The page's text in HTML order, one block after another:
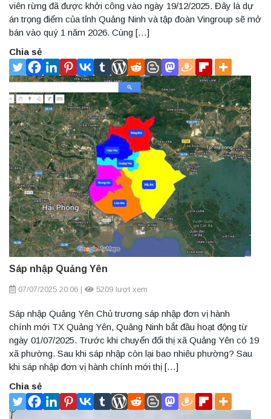
viên rừng đã được khởi công vào ngày 19/12/2025. Đây là dự
án trọng điểm của tỉnh Quảng Ninh và tập đoàn Vingroup sẽ mở
bán vào quý 1 năm 2026. Cùng […]
Chia sẻ
Sáp nhập Quảng Yên
07/07/2025 20:06 | 5209 lượt xem
Sáp nhập Quảng Yên Chủ trương sáp nhập đơn vị hành
chính mới TX Quảng Yên, Quảng Ninh bắt đầu hoạt động từ
ngày 01/07/2025. Trước khi chuyển đổi thị xã Quảng Yên có 19
xã phường. Sau khi sáp nhập còn lại bao nhiêu phường? Sau
khi sáp nhập đơn vị hành chính mới thị […]
Chia sẻ